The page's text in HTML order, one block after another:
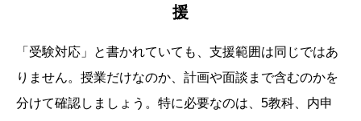
援
「受験対応」と書かれていても、支援範囲は同じではあ
りません。授業だけなのか、計画や面談まで含むのかを
分けて確認しましょう。特に必要なのは、5教科、内申